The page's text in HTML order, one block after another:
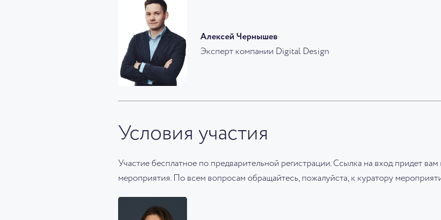
Алексей Чернышев
Эксперт компании Digital Design
Условия участия
Участие бесплатное по предварительной регистрации. Ссылка на вход придет вам
мероприятия. По всем вопросам обращайтесь, пожалуйста, к куратору